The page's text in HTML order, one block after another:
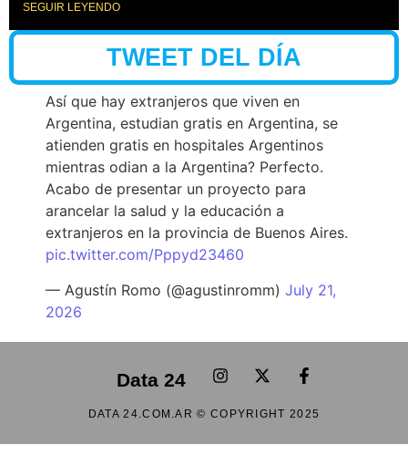
SEGUIR LEYENDO
TWEET DEL DÍA
Así que hay extranjeros que viven en
Argentina, estudian gratis en Argentina, se
atienden gratis en hospitales Argentinos
mientras odian a la Argentina? Perfecto.
Acabo de presentar un proyecto para
arancelar la salud y la educación a
extranjeros en la provincia de Buenos Aires.
pic.twitter.com/Pppyd23460
— Agustín Romo (@agustinromm) July 21,
2026
Data 24
DATA 24.COM.AR © COPYRIGHT 2025